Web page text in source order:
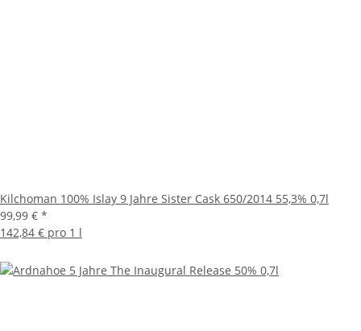
Kilchoman 100% Islay 9 Jahre Sister Cask 650/2014 55,3% 0,7l
99,99 € *
142,84 € pro 1 l